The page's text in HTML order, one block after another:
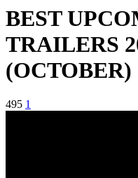
BEST
TRAILERS
(OCTOBER)
495 1